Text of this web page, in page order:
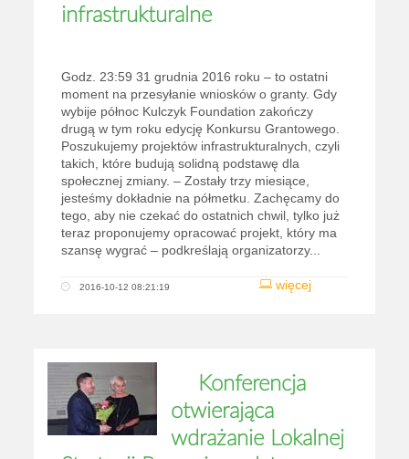
infrastrukturalne
Godz. 23:59 31 grudnia 2016 roku – to ostatni
moment na przesyłanie wniosków o granty. Gdy
wybije północ Kulczyk Foundation zakończy
drugą w tym roku edycję Konkursu Grantowego.
Poszukujemy projektów infrastrukturalnych, czyli
takich, które budują solidną podstawę dla
społecznej zmiany. – Zostały trzy miesiące,
jesteśmy dokładnie na półmetku. Zachęcamy do
tego, aby nie czekać do ostatnich chwil, tylko już
teraz proponujemy opracować projekt, który ma
szansę wygrać – podkreślają organizatorzy...
więcej
2016-10-12 08:21:19
Konferencja
otwierająca
wdrażanie Lokalnej